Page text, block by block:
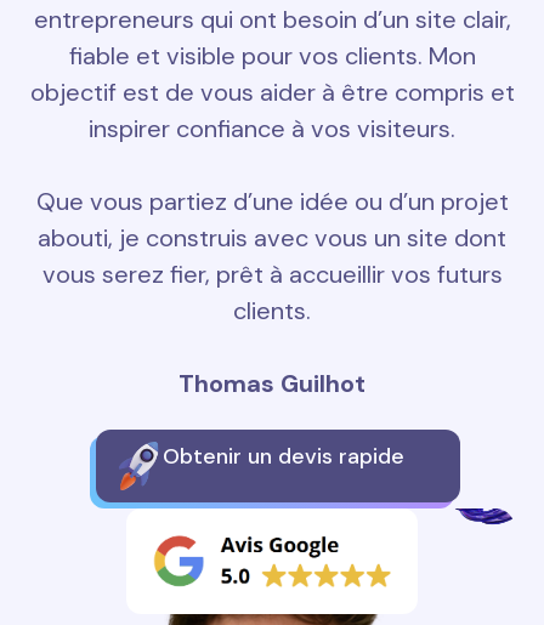
entrepreneurs qui ont besoin d’un site clair,
fiable et visible pour vos clients. Mon
objectif est de vous aider à être compris et
inspirer confiance à vos visiteurs.
Que vous partiez d’une idée ou d’un projet
abouti, je construis avec vous un site dont
vous serez fier, prêt à accueillir vos futurs
clients.
Thomas Guilhot
Obtenir un devis rapide